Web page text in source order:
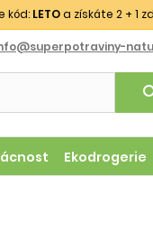
kód: LETOa získáte 2 + 1
Ekodrogerie